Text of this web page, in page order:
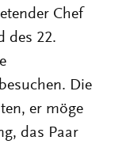
Chef
des 22.
Die
er möge
das Paar